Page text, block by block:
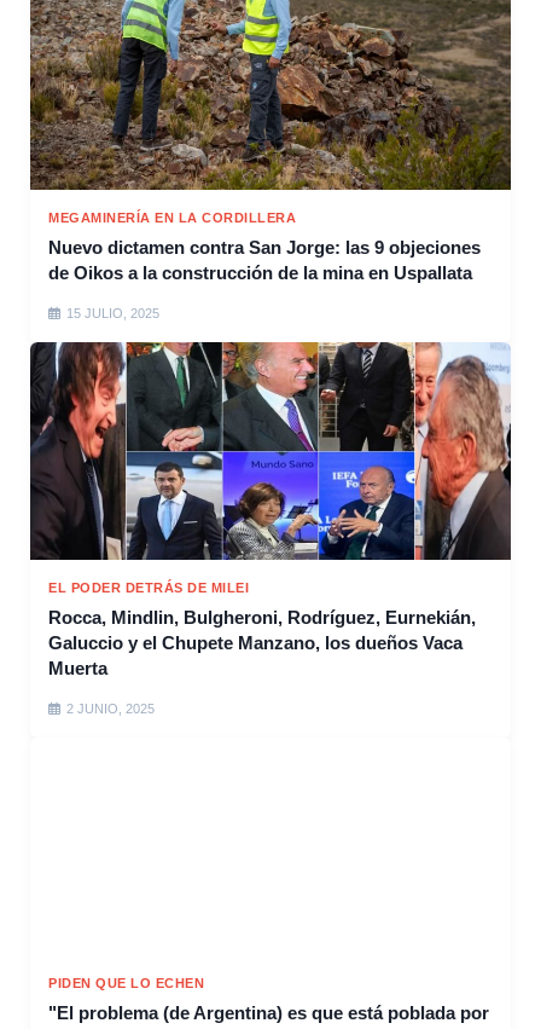
MEGAMINERÍA EN LA CORDILLERA
Nuevo dictamen contra San Jorge: las 9 objeciones
de Oikos a la construcción de la mina en Uspallata
15 JULIO, 2025
EL PODER DETRÁS DE MILEI
Rocca, Mindlin, Bulgheroni, Rodríguez, Eurnekián,
Galuccio y el Chupete Manzano, los dueños Vaca
Muerta
2 JUNIO, 2025
PIDEN QUE LO ECHEN
"El problema (de Argentina) es que está poblada por